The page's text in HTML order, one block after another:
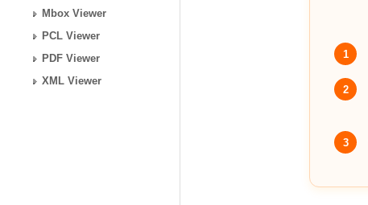
Mbox Viewer
PCL Viewer
PDF Viewer
XML Viewer
1
2
3